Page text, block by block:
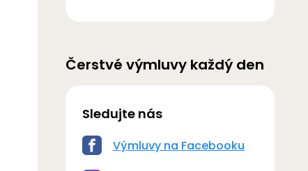
Čerstvé výmluvy každý den
Sledujte nás
Výmluvy na Facebooku